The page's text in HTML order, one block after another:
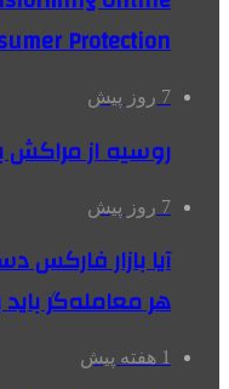
Protection
7 روز پیش
روسیه از مراکش
7 روز پیش
آیا بازار
هر معامله‌گر باید
1 هفته پیش